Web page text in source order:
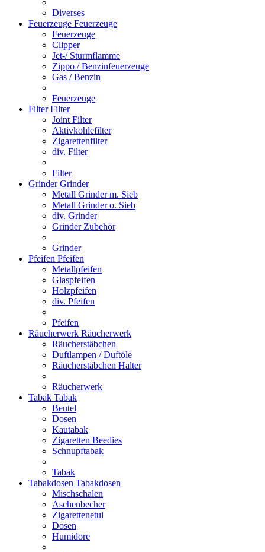
Diverses
Feuerzeuge Feuerzeuge
Feuerzeuge
Clipper
Jet-/ Sturmflamme
Zippo / Benzinfeuerzeuge
Gas / Benzin
Feuerzeuge
FilterFilter
Joint Filter
Aktivkohlefilter
Zigarettenfilter
div. Filter
Filter
GrinderGrinder
Metall Grinder m. Sieb
Metall Grinder o. Sieb
div. Grinder
Grinder Zubehör
Grinder
Pfeifen Pfeifen
Metallpfeifen
Glaspfeifen
Holzpfeifen
div. Pfeifen
Pfeifen
Räucherwerk Räucherwerk
Räucherstäbchen
Duftlampen / Duftöle
Räucherstäbchen Halter
Räucherwerk
Tabak Tabak
Beutel
Dosen
Kautabak
Zigaretten Beedies
Schnupftabak
Tabak
Tabakdosen Tabakdosen
Mischschalen
Aschenbecher
Zigarettenetui
Dosen
Humidore